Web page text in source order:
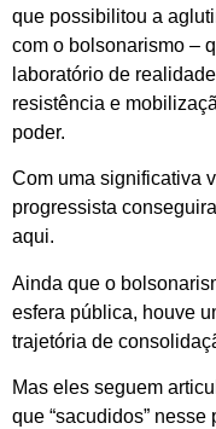
que possibilitou a
com o bolsonarismo –
laboratório de
resistência e
poder.
Com uma significativa
progressista
aqui.
Ainda que o
esfera pública, houve
trajetória de
Mas eles seguem
que “sacudidos”